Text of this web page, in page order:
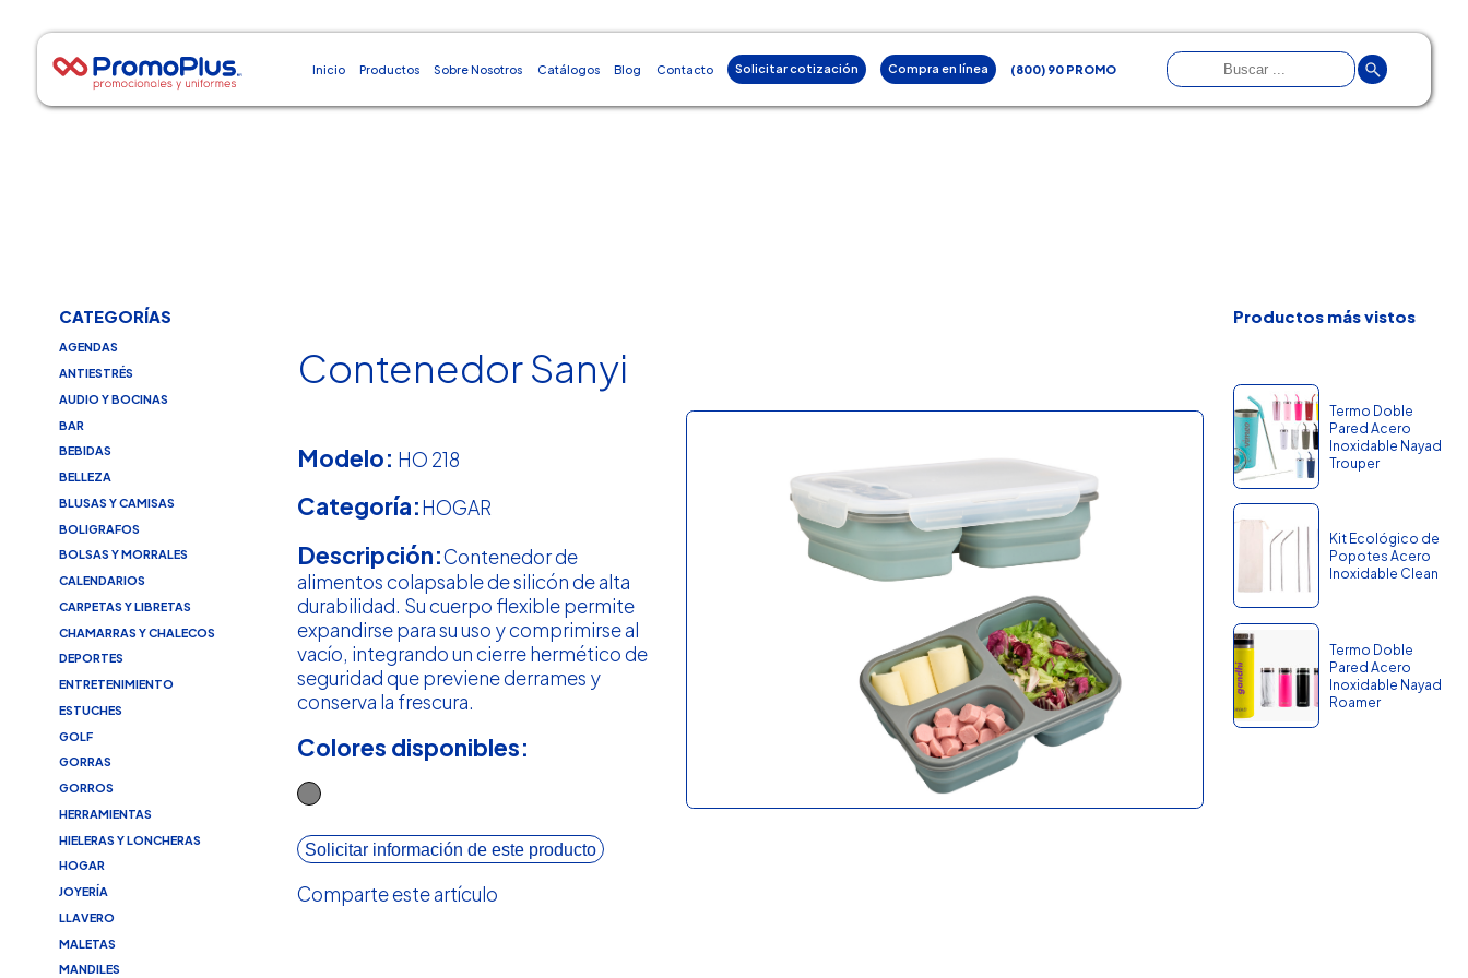
Inicio Productos Sobre Nosotros Catálogos Blog Contacto Solicitar cotización Compra en línea (800) 90 PROMO
CATEGORÍAS
AGENDAS
ANTIESTRÉS
AUDIO Y BOCINAS
BAR
BEBIDAS
BELLEZA
BLUSAS Y CAMISAS
BOLIGRAFOS
BOLSAS Y MORRALES
CALENDARIOS
CARPETAS Y LIBRETAS
CHAMARRAS Y CHALECOS
DEPORTES
ENTRETENIMIENTO
ESTUCHES
GOLF
GORRAS
GORROS
HERRAMIENTAS
HIELERAS Y LONCHERAS
HOGAR
JOYERÍA
LLAVERO
MALETAS
MANDILES
Contenedor Sanyi
Modelo: HO 218
Categoría:HOGAR
Descripción:Contenedor de
alimentos colapsable de silicón de alta
durabilidad. Su cuerpo flexible permite
expandirse para su uso y comprimirse al
vacío, integrando un cierre hermético de
seguridad que previene derrames y
conserva la frescura.
Colores disponibles:
Solicitar información de este producto
Comparte este artículo
Productos más vistos
Termo Doble
Pared Acero
Inoxidable Nayad
Trouper
Kit Ecológico de
Popotes Acero
Inoxidable Clean
Termo Doble
Pared Acero
Inoxidable Nayad
Roamer